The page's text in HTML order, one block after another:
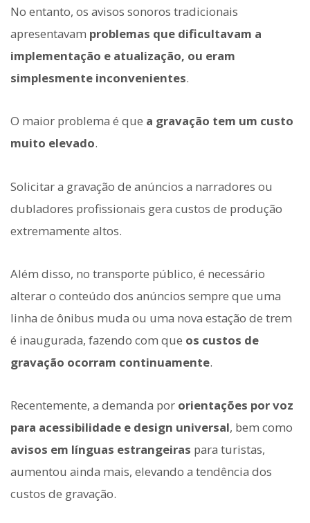
No entanto, os avisos sonoros tradicionais
apresentavam problemas que dificultavam a
implementação e atualização, ou eram
simplesmente inconvenientes.
O maior problema é que a gravação tem um custo
muito elevado.
Solicitar a gravação de anúncios a narradores ou
dubladores profissionais gera custos de produção
extremamente altos.
Além disso, no transporte público, é necessário
alterar o conteúdo dos anúncios sempre que uma
linha de ônibus muda ou uma nova estação de trem
é inaugurada, fazendo com que os custos de
gravação ocorram continuamente.
Recentemente, a demanda por orientações por voz
para acessibilidade e design universal, bem como
avisos em línguas estrangeiras para turistas,
aumentou ainda mais, elevando a tendência dos
custos de gravação.